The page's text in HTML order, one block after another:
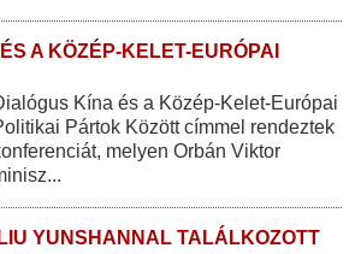
A KÖZÉP-KELET-EURÓPAI
Kína és a Közép-Kelet-Európai
Pártok Között címmel rendeztek
melyen Orbán Viktor
YUNSHANNAL TALÁLKOZOTT